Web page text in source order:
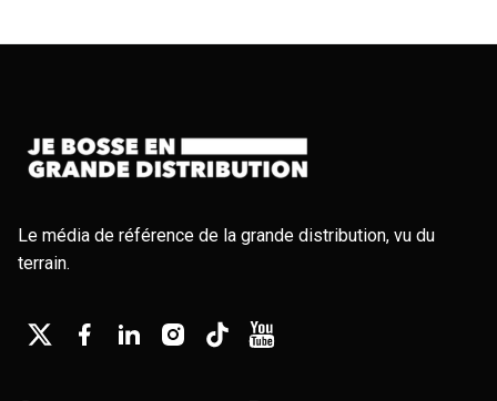
Le média de référence de la grande distribution, vu du
terrain.